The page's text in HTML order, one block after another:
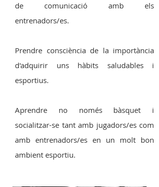
de comunicació amb els
entrenadors/es.
Prendre consciència de la importància
d'adquirir uns hàbits saludables i
esportius.
Aprendre no només bàsquet i
socialitzar-se tant amb jugadors/es com
amb entrenadors/es en un molt bon
ambient esportiu.